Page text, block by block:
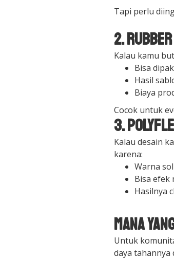
Tapi perlu
2.
Kalau kamu
Bisa
Hasil
Biaya
Cocok untuk
3.
Kalau desain
karena:
Warna
Bisa efek
Hasilnya
Mana
Untuk
daya